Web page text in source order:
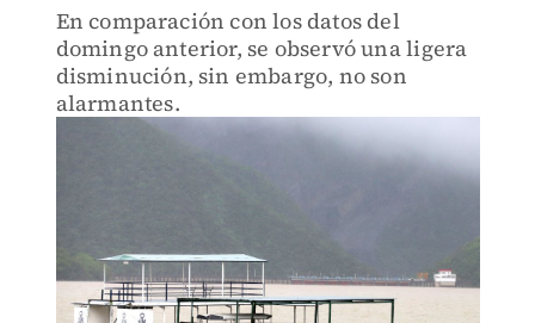
En comparación con los datos del
domingo anterior, se observó una ligera
disminución, sin embargo, no son
alarmantes.